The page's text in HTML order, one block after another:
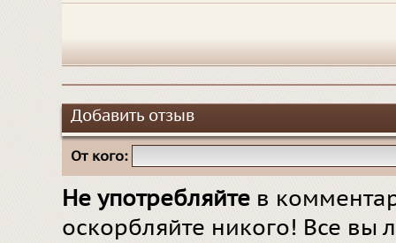
Добавить отзыв
От кого:
Не употребляйте в
оскорбляйте никого! Все вы